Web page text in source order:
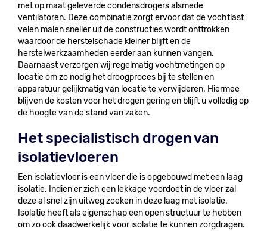
met op maat geleverde condensdrogers alsmede
ventilatoren. Deze combinatie zorgt ervoor dat de vochtlast
velen malen sneller uit de constructies wordt onttrokken
waardoor de herstelschade kleiner blijft en de
herstelwerkzaamheden eerder aan kunnen vangen.
Daarnaast verzorgen wij regelmatig vochtmetingen op
locatie om zo nodig het droogproces bij te stellen en
apparatuur gelijkmatig van locatie te verwijderen. Hiermee
blijven de kosten voor het drogen gering en blijft u volledig op
de hoogte van de stand van zaken.
Het specialistisch drogen van
isolatievloeren
Een isolatievloer is een vloer die is opgebouwd met een laag
isolatie. Indien er zich een lekkage voordoet in de vloer zal
deze al snel zijn uitweg zoeken in deze laag met isolatie.
Isolatie heeft als eigenschap een open structuur te hebben
om zo ook daadwerkelijk voor isolatie te kunnen zorgdragen.